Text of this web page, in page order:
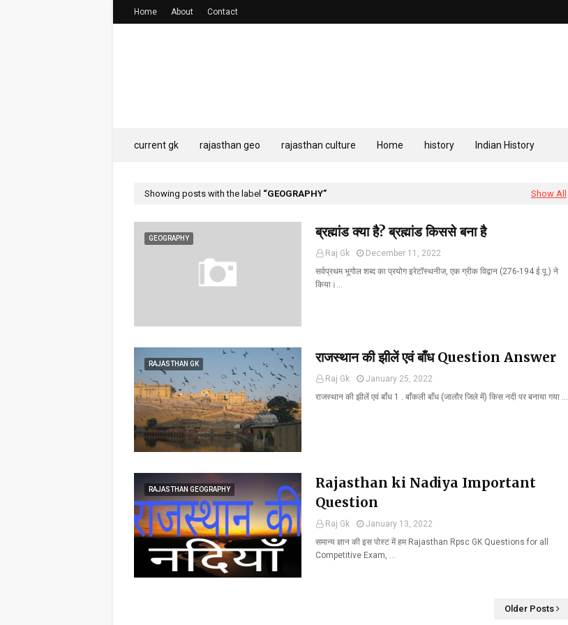
Home About Contact
current gk rajasthan geo rajasthan culture Home history Indian History
Showing posts with the label GEOGRAPHY Show All
GEOGRAPHY ब्रह्मांड क्या है? ब्रह्मांड किससे बना है
Raj Gk
December 11, 2022
सर्वप्रथम भूगोल शब्द का प्रयोग इरेटॉस्थनीज, एक ग्रीक विद्वान (276-194 ई.पू.) ने
किया।…
RAJASTHAN GK राजस्थान की झीलें एवं बाँध Question Answer
Raj Gk
January 25, 2022
राजस्थान की झीलें एवं बाँध 1 . बाँकली बाँध (जालौर जिले में) किस नदी पर बनाया गया …
RAJASTHAN GEOGRAPHY
Rajasthan ki Nadiya Important
Question
Raj Gk
January 13, 2022
समान्य ज्ञान की इस पोस्ट में हम Rajasthan Rpsc GK Questions for all
Competitive Exam, …
Older Posts